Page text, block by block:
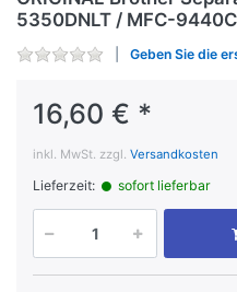
5350DNLT / MFC-
Geben Sie die
16,60 € *
inkl. MwSt. zzgl. Versandkosten
Lieferzeit: sofort lieferbar